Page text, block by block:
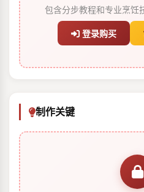
包含分步教程和专业烹饪
登录购买
制作关键